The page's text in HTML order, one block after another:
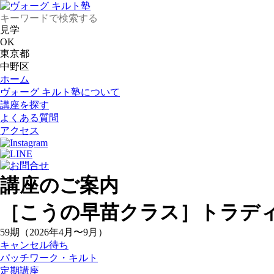
見学
OK
東京都
中野区
ホーム
ヴォーグ キルト塾について
講座を探す
よくある質問
アクセス
講座のご案内
［こうの早苗クラス］トラデ
59期（2026年4月〜9月）
キャンセル待ち
パッチワーク・キルト
定期講座